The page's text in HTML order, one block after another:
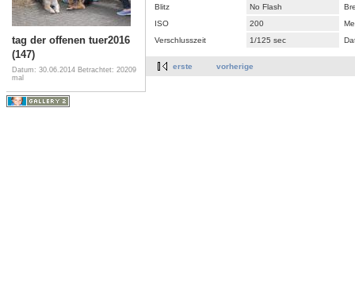
tag der offenen tuer2016
(147)
Datum: 30.06.2014 Betrachtet: 20209
mal
Blitz
No Flash
ISO
200
Verschlusszeit
1/125 sec
erste vorherige